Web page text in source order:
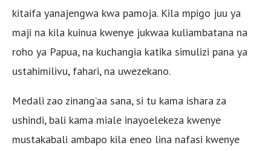
kitaifa yanajengwa kwa pamoja. Kila mpigo juu ya
maji na kila kuinua kwenye jukwaa kuliambatana na
roho ya Papua, na kuchangia katika simulizi pana ya
ustahimilivu, fahari, na uwezekano.
Medali zao zinang’aa sana, si tu kama ishara za
ushindi, bali kama miale inayoelekeza kwenye
mustakabali ambapo kila eneo lina nafasi kwenye